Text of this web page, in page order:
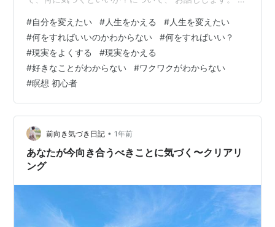
もうどうにかするための方法を 探さなくてもよくなり、
現実を変えていくことができ、 人生をもっと自分らしく
楽しめるようになりますよ(^^) ちょっと長くなりました
が、 ぜひ最後まで読んでみてくださいね。 ・ 今日は雲
が多めの空の向こうに、 優しい青空が見える穏やかな一
日でした。…
#自分を変えたい #人生をかえる #人生を変えたい
#何をすればいいのかわからない #何をすればいい？
#現実をよくする #現実をかえる
#好きなことがわからない #ワクワクがわからない
#瞑想 初心者
前向き気づき日記 • 1年前
あなたが今向き合うべきことに気づく〜クリアリ
ング